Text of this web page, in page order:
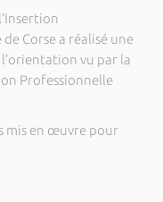
Corse a réalisé une
vu par la
Professionnelle
mis en œuvre pour